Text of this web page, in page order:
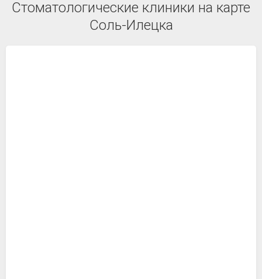
Стоматологические клиники на карте
Соль-Илецка